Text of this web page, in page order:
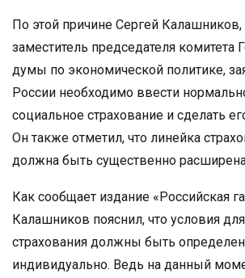
По этой причине Сергей
заместитель председателя комитета
думы по экономической политике,
России необходимо ввести
социальное страхование и сделать
Он также отметил, что линейка
должна быть существенно
Как сообщает издание «Российская
Калашников пояснил, что условия
страхования должны быть
индивидуально. Ведь на данный